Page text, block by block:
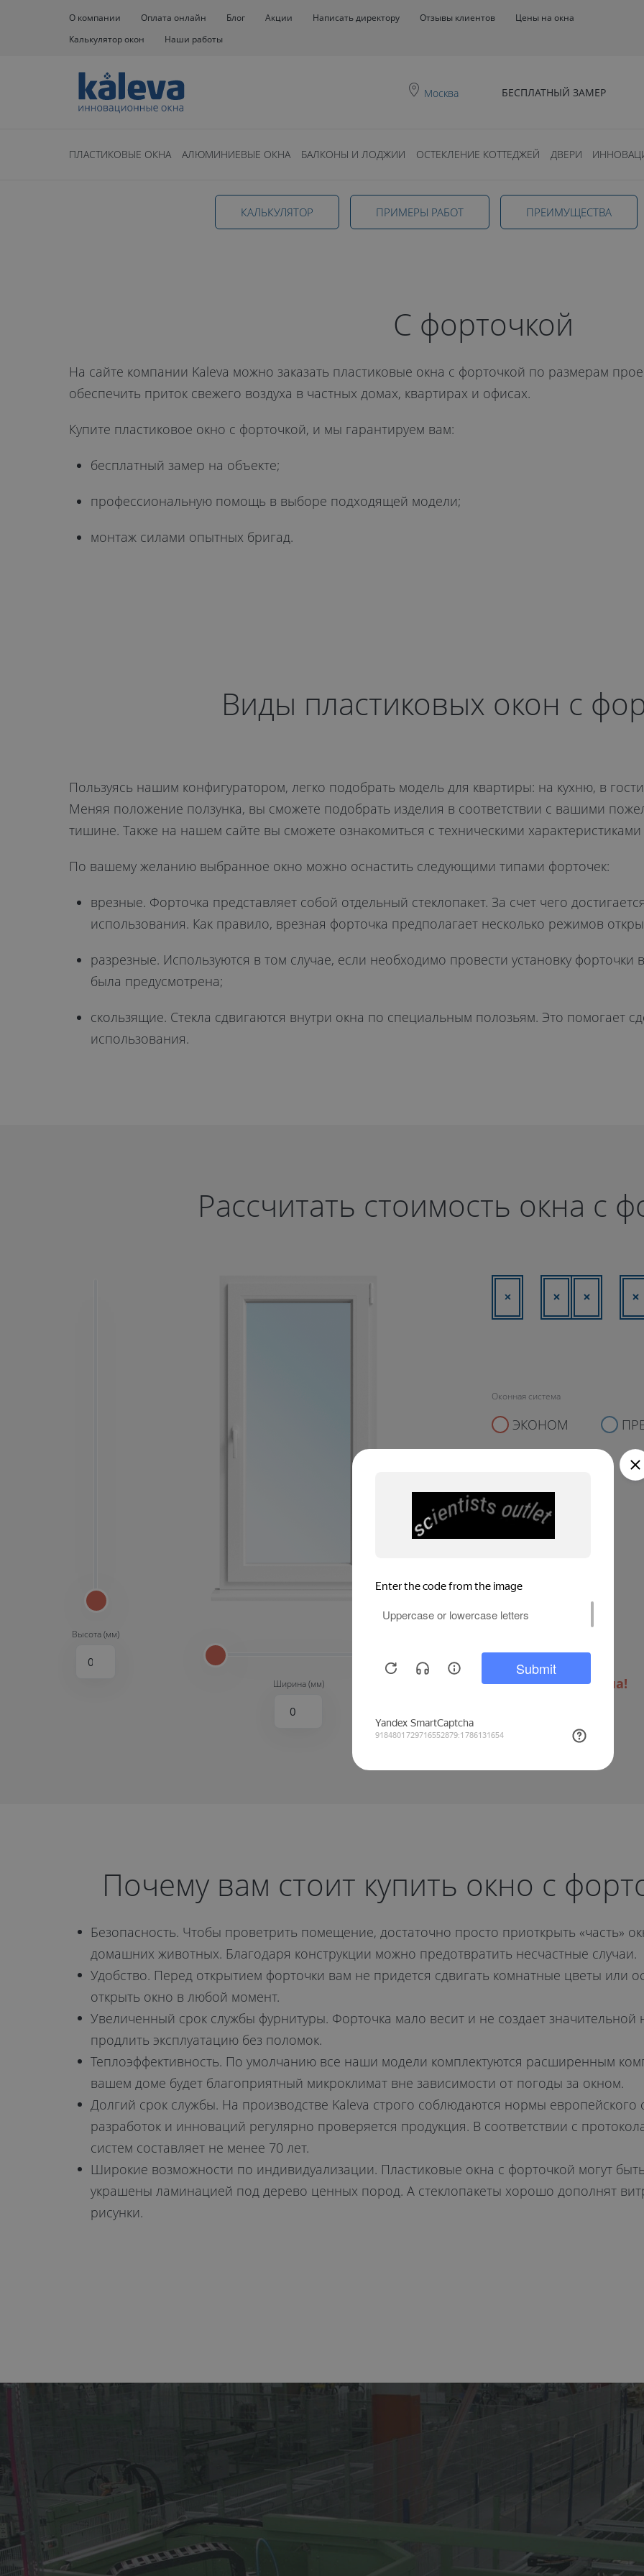
О компании Оплата онлайн Блог Акции Написать директору Отзывы клиентов
Цены на окна
Калькулятор окон
Наши работы
Москва БЕСПЛАТНЫЙ ЗАМЕР
ПЛАСТИКОВЫЕ ОКНА АЛЮМИНИЕВЫЕ ОКНА БАЛКОНЫ И ЛОДЖИИ ОСТЕКЛЕНИЕ КОТТЕДЖЕЙ ДВЕРИ
Пластиковые окна с
Даю
согласие на обработку
обработки персональных данных
Окна Пластиковые окна С форточкой
КАЛЬКУЛЯТОР ПРИМЕРЫ РАБОТ ПРЕИМУЩЕСТВА
С форточкой
На сайте компании Kaleva можно заказать пластиковые окна с форточкой по размерам
обеспечить приток свежего воздуха в частных домах, квартирах и офисах.
Купите пластиковое окно с форточкой, и мы гарантируем вам:
бесплатный замер на объекте;
профессиональную помощь в выборе подходящей модели;
монтаж силами опытных бригад.
Виды пластиковых окон с
Пользуясь нашим конфигуратором, легко подобрать модель для квартиры: на кухню, в
Меняя положение ползунка, вы сможете подобрать изделия в соответствии с вашими
тишине. Также на нашем сайте вы сможете ознакомиться с техническими
По вашему желанию выбранное окно можно оснастить следующими типами форточек:
врезные. Форточка представляет собой отдельный стеклопакет. За счет чего
использования. Как правило, врезная форточка предполагает несколько режимов
разрезные. Используются в том случае, если необходимо провести установку
была предусмотрена;
скользящие. Стекла сдвигаются внутри окна по специальным полозьям. Это помогает
использования.
Рассчитать стоимость окна с
Высота (мм)
Ширина (мм)
Оконная система
ЭКОНОМ
НЕТ
Монтажные работы
НЕТ
Выберите тип окна!
Почему вам стоит купить окно с
Безопасность. Чтобы проветрить помещение, достаточно просто приоткрыть «часть»
домашних животных. Благодаря конструкции можно предотвратить несчастные случаи.
Удобство. Перед открытием форточки вам не придется сдвигать комнатные цветы или
открыть окно в любой момент.
Увеличенный срок службы фурнитуры. Форточка мало весит и не создает значительной
продлить эксплуатацию без поломок.
Теплоэффективность. По умолчанию все наши модели комплектуются расширенным
вашем доме будет благоприятный микроклимат вне зависимости от погоды за окном.
Долгий срок службы. На производстве Kaleva строго соблюдаются нормы европейского
разработок и инноваций регулярно проверяется продукция. В соответствии с
систем составляет не менее 70 лет.
Широкие возможности по индивидуализации. Пластиковые окна с форточкой могут
украшены ламинацией под дерево ценных пород. А стеклопакеты хорошо дополнят
рисунки.